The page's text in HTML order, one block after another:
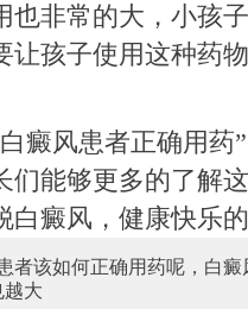
也非常的大，小孩
让孩子使用这种药
癜风患者正确用药
们能够更多的了解
白癜风，健康快乐
者该如何正确用药呢，白癜
越大